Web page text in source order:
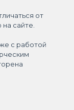
от
сайте.
с работой